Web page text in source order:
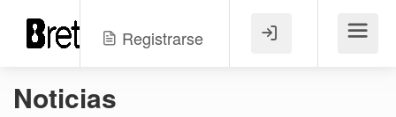
Registrarse Menú
Noticias